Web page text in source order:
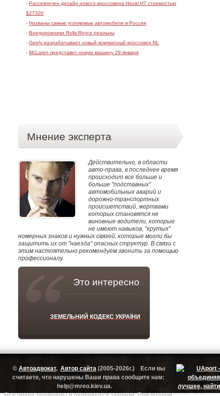
- Рассекречен дизайн нового кроссовера Haval H7 стоимостью
$27300
- Названы самые угоняемые автомобили в России
- Внедорожники Rolls-Royce реальны
- Geely разрабатывает новый компактный кроссовер NL
- McLaren представит новую машину 29 января
Мнение эксперта
Действительно, в области
авто-права, в последнее время
происходит все больше и
больше "подставных"
автомобильных аварий и
дорожно-транспортных
происшетствий, жертвами
которых становятся не
виновные водители, которые
не имеют навыков, "крутых"
номерных знаков и нужных связей, которые могли бы
защитить их от "наезда" опасных структур. В связи с
этим настоятельно рекомендуем звонить за помощью
профессионалу.
Это интересно
ЗЕМЕЛЬНИЙ КОДЕКС УКРАЇНИ
© Автоадвокат, Автор сайта (2005-2026г.) Если вы
считаете, что нарушены Ваши права сообщите нам:
help@mreo.kiev.ua.